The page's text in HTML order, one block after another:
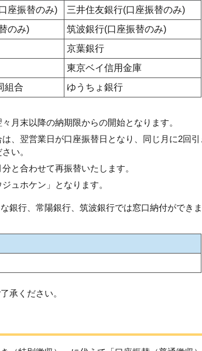
座振替のみ)
三井住友銀行(口座振替のみ)
のみ)
筑波銀行(口座振替のみ)
京葉銀行
東京ベイ信用金庫
組合 ゆうちょ銀行
月末以降の納期限からの開始となります。
、翌営業日が口座振替日となり、同じ月に2回引
い。
と合わせて再振替いたします。
ュホケン」となります。
銀行、常陽銀行、筑波銀行では窓口納付ができ
承ください。